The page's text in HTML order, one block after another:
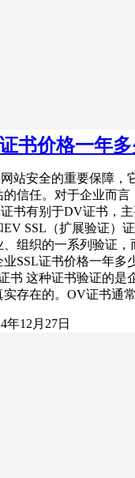
书价格一年多
站安全的重要保障，
信任。对于企业而
书有别于DV证书，
SSL（扩展验证）
、组织的一系列验证
SSL证书价格一年多
书 这种证书验证的是
实存在的。OV证书通
年12月27日